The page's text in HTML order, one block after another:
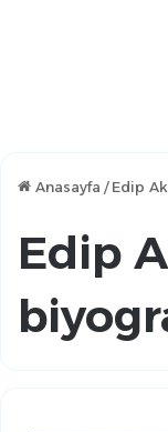
Anasayfa / Edip
Edip